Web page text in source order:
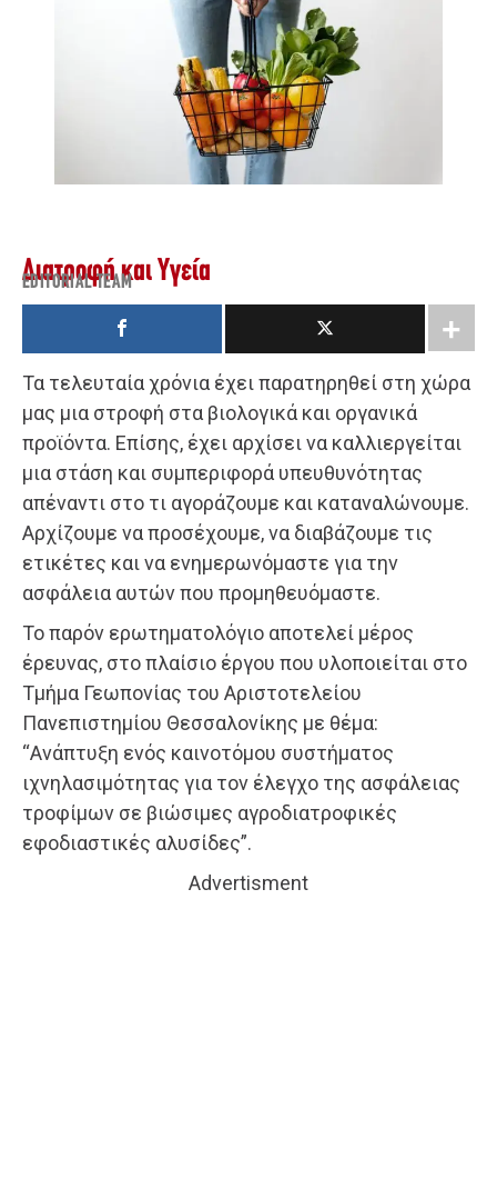
Διατροφή και Υγεία
EDITORIAL TEAM
Τα τελευταία χρόνια έχει παρατηρηθεί στη χώρα
μας μια στροφή στα βιολογικά και οργανικά
προϊόντα. Επίσης, έχει αρχίσει να καλλιεργείται
μια στάση και συμπεριφορά υπευθυνότητας
απέναντι στο τι αγοράζουμε και καταναλώνουμε.
Αρχίζουμε να προσέχουμε, να διαβάζουμε τις
ετικέτες και να ενημερωνόμαστε για την
ασφάλεια αυτών που προμηθευόμαστε.
Το παρόν ερωτηματολόγιο αποτελεί μέρος
έρευνας, στο πλαίσιο έργου που υλοποιείται στο
Τμήμα Γεωπονίας του Αριστοτελείου
Πανεπιστημίου Θεσσαλονίκης με θέμα:
“Ανάπτυξη ενός καινοτόμου συστήματος
ιχνηλασιμότητας για τον έλεγχο της ασφάλειας
τροφίμων σε βιώσιμες αγροδιατροφικές
εφοδιαστικές αλυσίδες”.
Advertisment